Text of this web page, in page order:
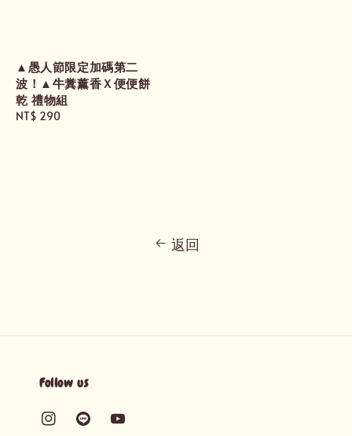
▲愚人節限定加碼第二
波！▲牛糞薰香Ｘ便便餅
乾 禮物組
Regular
NT$ 290
返回
Follow us